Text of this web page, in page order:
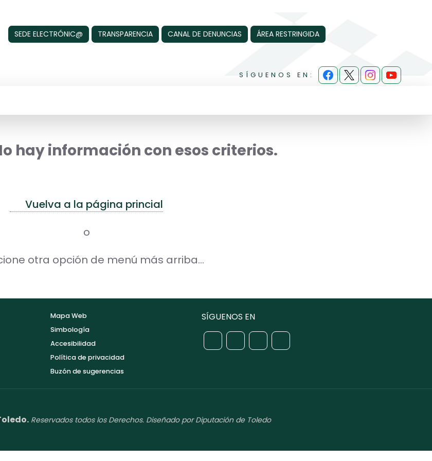
SEDE ELECTRÓNIC@ TRANSPARENCIA CANAL DE DENUNCIAS ÁREA RESTRINGIDA
SÍGUENOS EN:
hay información con esos criterios.
Vuelva a la página princial
o
otra opción de menú más arriba...
Mapa Web
Simbología
Accesibilidad
Política de privacidad
Buzón de sugerencias
SÍGUENOS EN
Reservados todos los Derechos. Diseñado por Diputación de Toledo